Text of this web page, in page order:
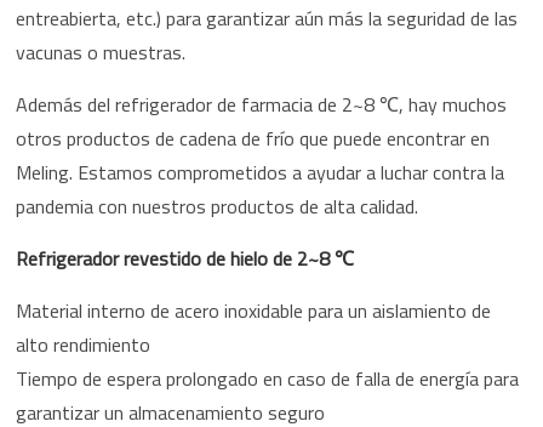
entreabierta, etc.) para garantizar aún más la seguridad de las
vacunas o muestras.
Además del refrigerador de farmacia de 2~8 ℃, hay muchos
otros productos de cadena de frío que puede encontrar en
Meling. Estamos comprometidos a ayudar a luchar contra la
pandemia con nuestros productos de alta calidad.
Refrigerador revestido de hielo de 2~8 ℃
Material interno de acero inoxidable para un aislamiento de
alto rendimiento
Tiempo de espera prolongado en caso de falla de energía para
garantizar un almacenamiento seguro